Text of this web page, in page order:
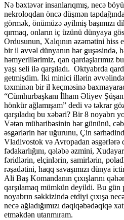
Nə bəxtəvər insanlarıqmış, necə
nekroloqdan öncə düşmən
görmək, önümüzə əyilmiş başımızı
qırmaq, onların iç üzünü dünyaya
Ordusunun, Xalqının əzəmətini hiss
bir il əvvəl dünyanın hər guşəsində,
həmyerlilərimiz, qan qardaşlarımız
yaşı seli ilə qarşıladı. Oktyabrda
getmişdim. İki minici illərin
təxminən bir il keçməsinə
“Cümhurbaşkanı İlham Əliyev
hönkür ağlamışam” dedi və təkrar
qarşıladıq bu xəbəri? Bir 8 noyabrı
Vətən müharibəsinin hər gününü,
əsgərlərin hər uğurunu, Çin
Vladivostok və Avropadan əsgərlərə
fədakarlığını, qələbə əzmini,
fəridlərin, elçinlərin, samirlərin,
rəşadətini, haqq savaşımızı dünya
Ali Baş Komandanın çıxışlarını
qarşılamaq mümkün deyildi. Bu
noyabrın səkkizində etdiyi çıxışa
necə ağladığımızı dəqiqəbədəqiqə
etməkdən utanmıram.